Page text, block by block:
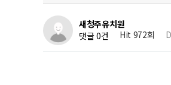
새청주유치원
댓글 0건
Hit 972회